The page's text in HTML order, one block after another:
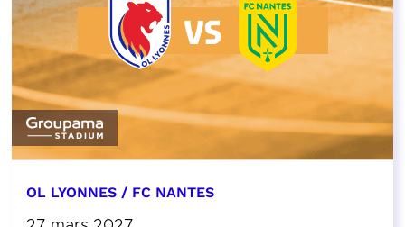
OL LYONNES / FC NANTES